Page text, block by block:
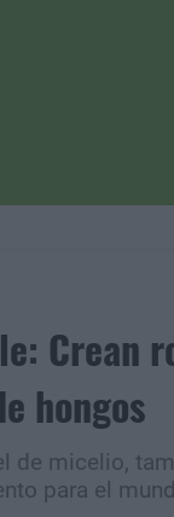
Crean
hongos
de micelio,
para el